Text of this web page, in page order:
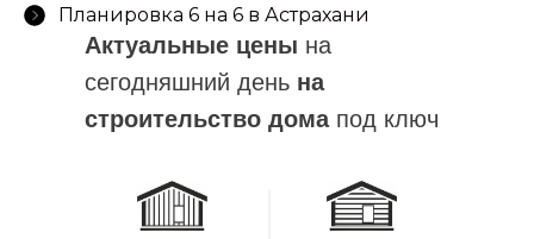
Планировка 6 на 6 в Астрахани
Актуальные цены на
сегодняшний день на
строительство домапод ключ